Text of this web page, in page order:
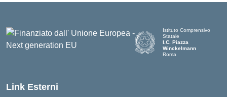
Istituto Comprensivo
Statale
I.C. Piazza
Winckelmann
Roma
Link Esterni